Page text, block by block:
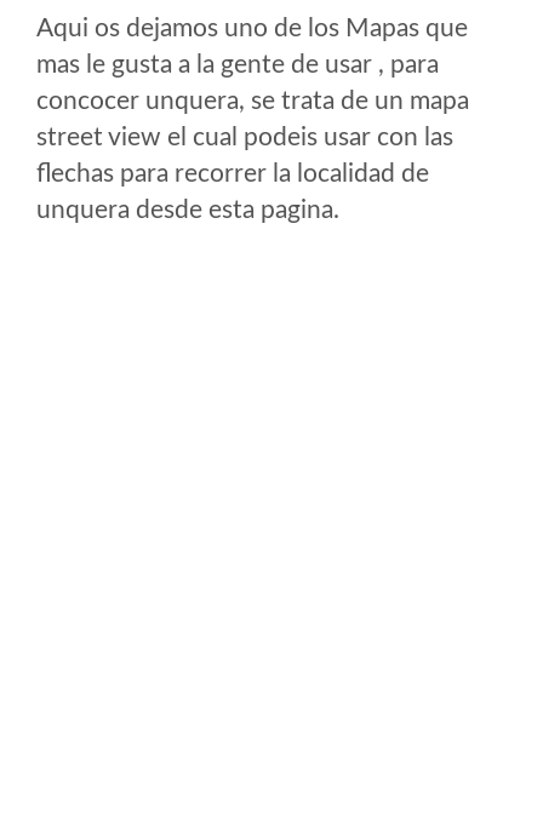
Aqui os dejamos uno de los Mapas que
mas le gusta a la gente de usar , para
concocer unquera, se trata de un mapa
street view el cual podeis usar con las
flechas para recorrer la localidad de
unquera desde esta pagina.